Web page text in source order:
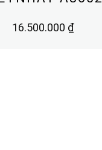
16.500.000 ₫